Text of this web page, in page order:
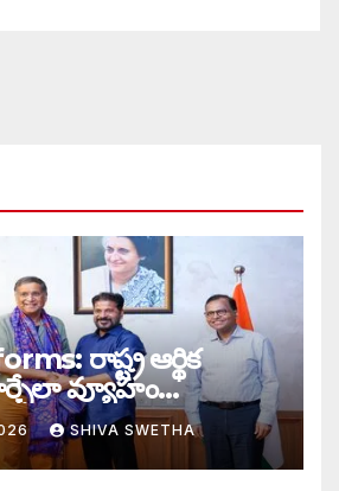
రాష్ట్ర ఆర్థిక
వ్యూహం…
SHIVA SWETHA